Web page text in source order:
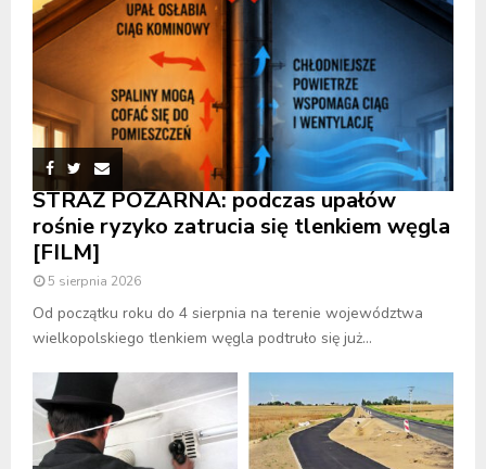
STRAŻ POŻARNA: podczas upałów
rośnie ryzyko zatrucia się tlenkiem węgla
[FILM]
5 sierpnia 2026
Od początku roku do 4 sierpnia na terenie województwa
wielkopolskiego tlenkiem węgla podtruło się już...